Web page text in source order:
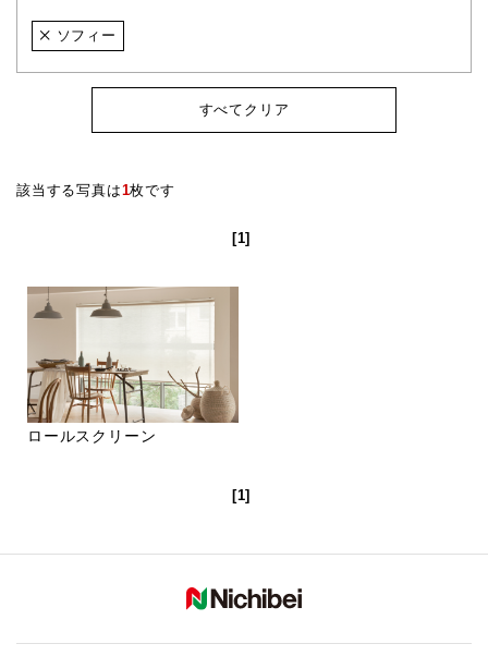
ソフィー
すべてクリア
該当する写真は1枚です
[1]
ロールスクリーン
[1]